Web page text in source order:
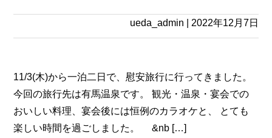
ueda_admin 2022年12月7日
11/3(木)から一泊二日で、慰安旅行に行ってきました。
今回の旅行先は有馬温泉です。 観光・温泉・宴会での
おいしい料理、宴会後には恒例のカラオケと、 とても
楽しい時間を過ごしました。 &nb […]